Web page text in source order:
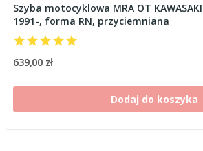
Szyba motocyklowa MRA OT KAWASAKI
1991-, forma RN, przyciemniana
639,00 zł
Dodaj do koszyka